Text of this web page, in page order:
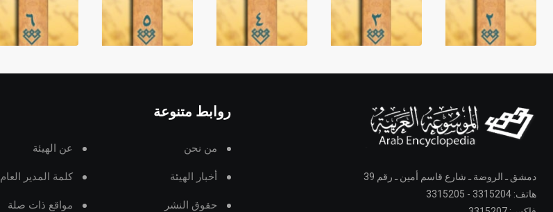
دمشق ـ الروضة ـ شارع قاسم أمين ـ رقم 39
هاتف: 3315204 - 3315205
روابط متنوعة
من نحن عن الهيئة
أخبار الهيئة كلمة المدير العام
حقوق النشر مواقع ذات صلة